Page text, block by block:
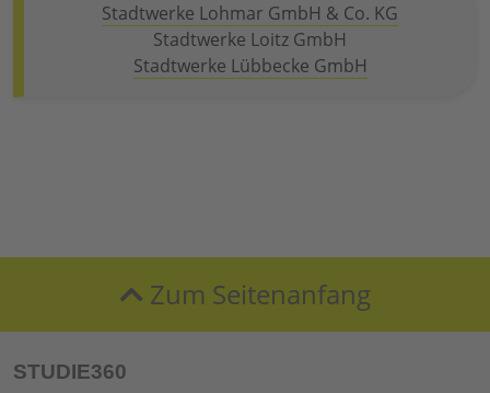
Stadtwerke Lohmar GmbH & Co. KG
Stadtwerke Loitz GmbH
Stadtwerke Lübbecke GmbH
Zum Seitenanfang
STUDIE360